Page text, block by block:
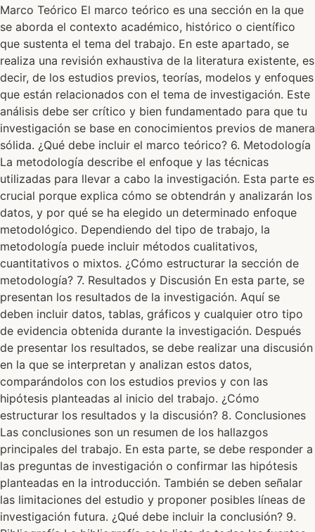
Marco Teórico El marco teórico es una sección en la que
se aborda el contexto académico, histórico o científico
que sustenta el tema del trabajo. En este apartado, se
realiza una revisión exhaustiva de la literatura existente, es
decir, de los estudios previos, teorías, modelos y enfoques
que están relacionados con el tema de investigación. Este
análisis debe ser crítico y bien fundamentado para que tu
investigación se base en conocimientos previos de manera
sólida. ¿Qué debe incluir el marco teórico? 6. Metodología
La metodología describe el enfoque y las técnicas
utilizadas para llevar a cabo la investigación. Esta parte es
crucial porque explica cómo se obtendrán y analizarán los
datos, y por qué se ha elegido un determinado enfoque
metodológico. Dependiendo del tipo de trabajo, la
metodología puede incluir métodos cualitativos,
cuantitativos o mixtos. ¿Cómo estructurar la sección de
metodología? 7. Resultados y Discusión En esta parte, se
presentan los resultados de la investigación. Aquí se
deben incluir datos, tablas, gráficos y cualquier otro tipo
de evidencia obtenida durante la investigación. Después
de presentar los resultados, se debe realizar una discusión
en la que se interpretan y analizan estos datos,
comparándolos con los estudios previos y con las
hipótesis planteadas al inicio del trabajo. ¿Cómo
estructurar los resultados y la discusión? 8. Conclusiones
Las conclusiones son un resumen de los hallazgos
principales del trabajo. En esta parte, se debe responder a
las preguntas de investigación o confirmar las hipótesis
planteadas en la introducción. También se deben señalar
las limitaciones del estudio y proponer posibles líneas de
investigación futura. ¿Qué debe incluir la conclusión? 9.